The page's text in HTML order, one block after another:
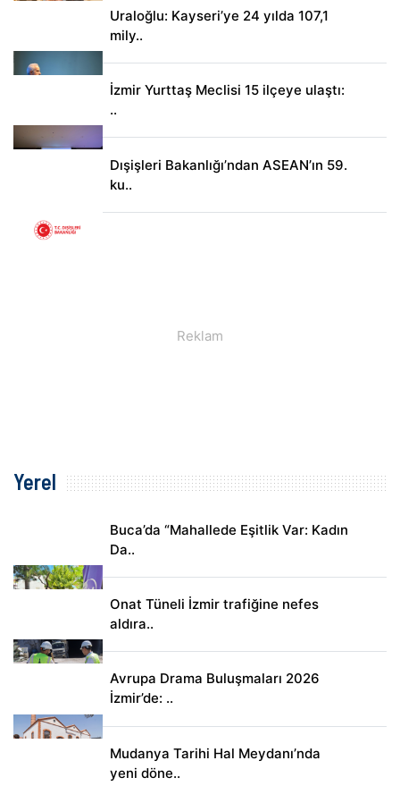
Uraloğlu: Kayseri’ye 24 yılda 107,1
mily..
İzmir Yurttaş Meclisi 15 ilçeye ulaştı:
..
Dışişleri Bakanlığı’ndan ASEAN’ın 59.
ku..
Yerel
Buca’da “Mahallede Eşitlik Var: Kadın
Da..
Onat Tüneli İzmir trafiğine nefes
aldıra..
Avrupa Drama Buluşmaları 2026
İzmir’de: ..
Mudanya Tarihi Hal Meydanı’nda
yeni döne..